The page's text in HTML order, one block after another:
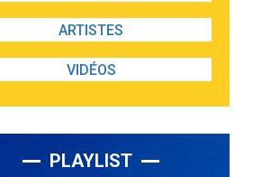
ARTISTES
VIDÉOS
PLAYLIST